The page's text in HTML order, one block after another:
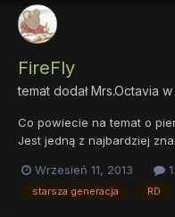
FireFly
temat dodałMrs.Octavia w
Co powiecie na temat o
Jest jedną z najbardziej
skreślić) pod tytułem " My
(Firefly's Adventure)" Dużo
Wrzesień 11, 2013
starsza generacja RD